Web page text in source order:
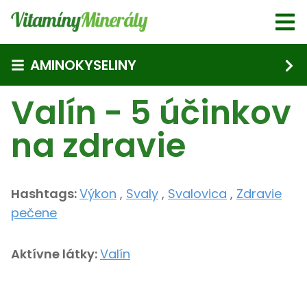
AMINOKYSELINY
Valín - 5 účinkov
na zdravie
Hashtags:Výkon , Svaly , Svalovica , Zdravie
pečene
Aktívne látky:Valín